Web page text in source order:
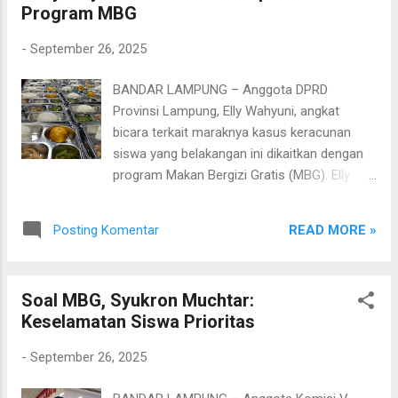
Jumat (26/9/2025). “Saya larang keras
ampun. Apalagi ngambilnya dari masyarakat.
kepala sekolah dengan tidak terhormat,”
tegas Bupati Egi. Kegiatan tersebut dihadiri
para camat, koordinator pengawas, kepala
bidang, serta ratusan kepala sekolah dasar.
Secara keseluruhan, terdapat 506 kepala
negeri dan 37 SD swasta, yang dibagi dalam
Program MBG
- September 26, 2025
BANDAR LAMPUNG – Anggota DPRD
Provinsi Lampung, Elly Wahyuni, angkat
bicara terkait maraknya kasus keracunan
siswa yang belakangan ini dikaitkan dengan
program Makan Bergizi Gratis (MBG). Elly
menjadi salah satu prioritas Presiden
asupan gizi yang cukup. “Program MBG ini
bertujuan mulia, untuk membuat anak-anak
(30/9/2025). Politisi Gerindra ini menilai,
Posting Komentar READ MORE »
Soal MBG, Syukron Muchtar:
Keselamatan Siswa Prioritas
- September 26, 2025